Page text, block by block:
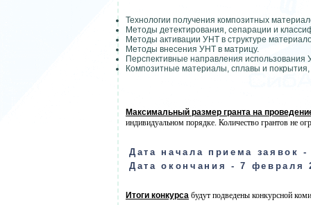
Технологии получения композитных
Методы детектирования, сепарации и
Методы активации УНТ в структуре
Методы внесения УНТ в матрицу.
Перспективные направления использования
Композитные материалы, сплавы и
Максимальный размер гранта на
индивидуальном порядке. Количество грантов не
Дата начала приема заявок
Дата окончания - 7 февраля
Итоги конкурса будут подведены конкурсной